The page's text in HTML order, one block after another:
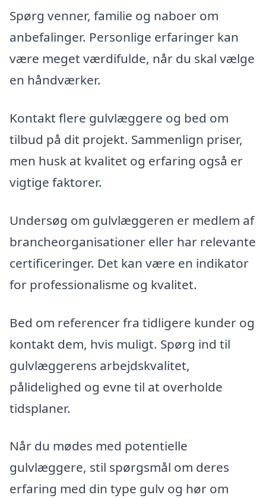
Spørg venner, familie og naboer om
anbefalinger. Personlige erfaringer kan
være meget værdifulde, når du skal vælge
en håndværker.
Kontakt flere gulvlæggere og bed om
tilbud på dit projekt. Sammenlign priser,
men husk at kvalitet og erfaring også er
vigtige faktorer.
Undersøg om gulvlæggeren er medlem af
brancheorganisationer eller har relevante
certificeringer. Det kan være en indikator
for professionalisme og kvalitet.
Bed om referencer fra tidligere kunder og
kontakt dem, hvis muligt. Spørg ind til
gulvlæggerens arbejdskvalitet,
pålidelighed og evne til at overholde
tidsplaner.
Når du mødes med potentielle
gulvlæggere, stil spørgsmål om deres
erfaring med din type gulv og hør om